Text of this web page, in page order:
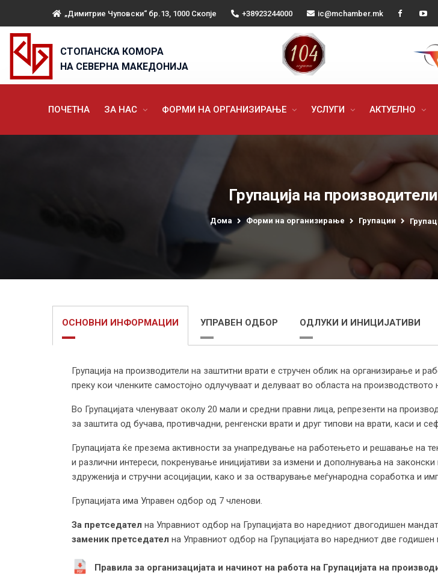
„Димитрие Чуповски“ бр.13, 1000 Скопје +38923244000 ic@mchamber.mk
СТОПАНСКА КОМОРА
НА СЕВЕРНА МАКЕДОНИЈА
ПОЧЕТНА ЗА НАС ФОРМИ НА ОРГАНИЗИРАЊЕ УСЛУГИ АКТУЕЛНО
Групација на
Дома Форми на организирање Групации
ОСНОВНИ ИНФОРМАЦИИ УПРАВЕН ОДБОР ОДЛУКИ И ИНИЦИЈАТИВИ
Групација на производители на заштитни врати е стручен облик на организирање и
преку кои членките самостојно одлучуваат и делуваат во областа на производството
Во Групацијата членуваат околу 20 мали и средни правни лица, репрезенти на
за заштита од бучава, противчадни, ренгенски врати и друг типови на врати, каси и
Групацијата ќе презема активности за унапредување на работењето и решавање на
и различни интереси, покренување иницијативи за измени и дополнувања на
здруженија и стручни асоцијации, како и за остварување меѓународна соработка и
Групацијата има Управен одбор од 7 членови.
За претседател на Управниот одбор на Групацијата во наредниот двогодишен
заменик претседател на Управниот одбор на Групацијата во наредниот две
Правила за организацијата и начинот на работа на Групацијата на